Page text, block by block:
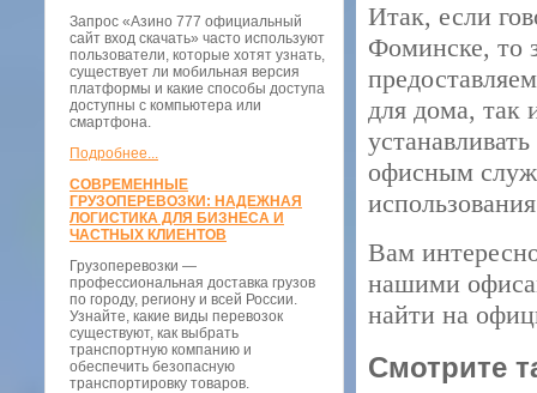
Запрос «Азино 777 официальный
сайт вход скачать» часто используют
пользователи, которые хотят узнать,
существует ли мобильная версия
платформы и какие способы доступа
доступны с компьютера или
смартфона.
Подробнее...
СОВРЕМЕННЫЕ
ГРУЗОПЕРЕВОЗКИ: НАДЕЖНАЯ
ЛОГИСТИКА ДЛЯ БИЗНЕСА И
ЧАСТНЫХ КЛИЕНТОВ
Грузоперевозки —
профессиональная доставка грузов
по городу, региону и всей России.
Узнайте, какие виды перевозок
существуют, как выбрать
транспортную компанию и
обеспечить безопасную
транспортировку товаров.
Итак, если
Фоминске, то
для дома, так
офисным
Вам
нашими
найти на
Смотрите